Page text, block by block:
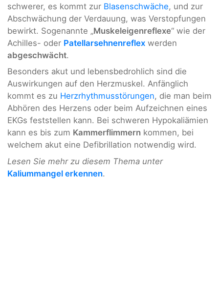
schwerer, es kommt zur Blasenschwäche, und zur
Abschwächung der Verdauung, was Verstopfungen
bewirkt. Sogenannte „Muskeleigenreflexe“ wie der
Achilles- oder Patellarsehnenreflex werden
abgeschwächt.
Besonders akut und lebensbedrohlich sind die
Auswirkungen auf den Herzmuskel. Anfänglich
kommt es zu Herzrhythmusstörungen, die man beim
Abhören des Herzens oder beim Aufzeichnen eines
EKGs feststellen kann. Bei schweren Hypokaliämien
kann es bis zum Kammerflimmern kommen, bei
welchem akut eine Defibrillation notwendig wird.
Lesen Sie mehr zu diesem Thema unter
Kaliummangel erkennen.